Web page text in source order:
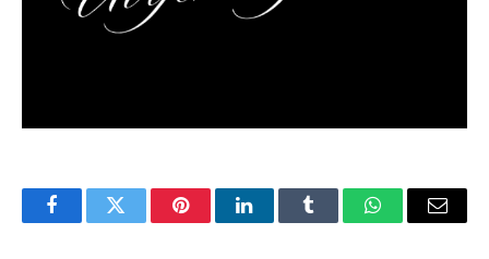
FacebookTwitter PinterestLinkedInTumblr WhatsAppEmail